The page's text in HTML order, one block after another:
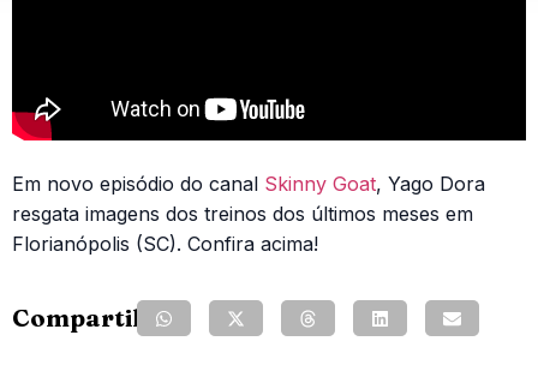
Em novo episódio do canal Skinny Goat, Yago Dora
resgata imagens dos treinos dos últimos meses em
Florianópolis (SC). Confira acima!
Compartilhe: